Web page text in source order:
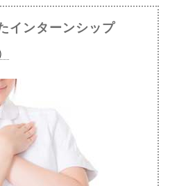
インターンシップ